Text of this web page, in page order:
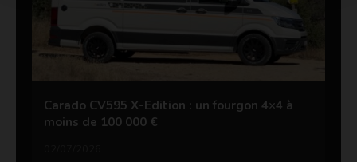
Carado CV595 X-Edition : un fourgon 4×4 à
moins de 100 000 €